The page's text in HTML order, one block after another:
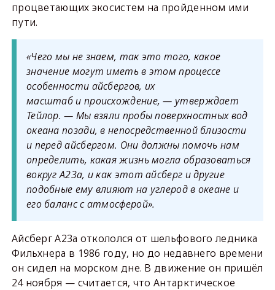
процветающих экосистем на пройденном ими
пути.
«Чего мы не знаем, так это того, какое
значение могут иметь в этом процессе
особенности айсбергов, их
масштаб и происхождение, — утверждает
Тейлор. — Мы взяли пробы поверхностных вод
океана позади, в непосредственной близости
и перед айсбергом. Они должны помочь нам
определить, какая жизнь могла образоваться
вокруг A23a, и как этот айсберг и другие
подобные ему влияют на углерод в океане и
его баланс с атмосферой».
Айсберг А23а откололся от шельфового ледника
Фильхнера в 1986 году, но до недавнего времени
он сидел на морском дне. В движение он пришёл
24 ноября — считается, что Антарктическое